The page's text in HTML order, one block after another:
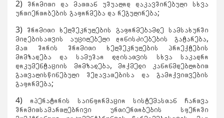
2) შრომითი და მათთან უშუალოდ დაკავშირებული სხვა
ურთიერთობების გაფორმება და რეგულირება;
3) შრომითი ხელშეკრულების გაფორმებამდე სამსახურში
მიღებისათვის აუცილებელი ღონისძიებების გატარება,
მათ შორის შრომითი ხელშეკრულების პროექტების
მომზადება და სამუშაო დღისათვის სხვა საკადრო
დოკუმენტაციის მომზადება, მოქმედი კანონმდებლობით
გათვალისწინებული შეღავათებისა და გამოქვითვების
გაფორმება;
4) ოპერატორის საინფორმაციო სისტემასთან ჩართვა
შრომითსამართლებრივი ურთიერთობების სფეროში